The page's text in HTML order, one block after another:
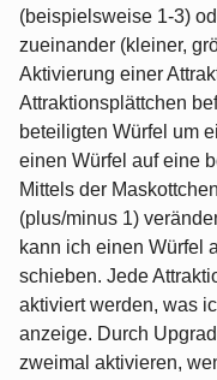
(beispielsweise 1-3)
zueinander (kleiner,
Aktivierung einer
Attraktionsplättchen
beteiligten Würfel um
einen Würfel auf eine
Mittels der
(plus/minus 1)
kann ich einen Würfel
schieben. Jede
aktiviert werden, was
anzeige. Durch
zweimal aktivieren,